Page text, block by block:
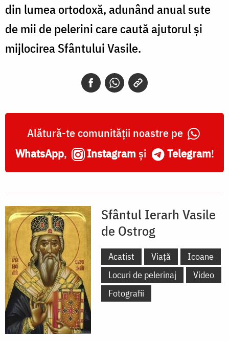
din lumea ortodoxă, adunând anual sute
de mii de pelerini care caută ajutorul și
mijlocirea Sfântului Vasile.
Alătură-te comunității noastre pe
WhatsApp, Instagram și Telegram!
Sfântul Ierarh Vasile
de Ostrog
Acatist Viață
Icoane
Locuri de pelerinaj
Video
Fotografii